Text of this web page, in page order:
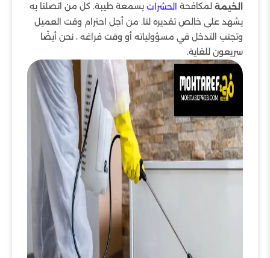
الخيمة لمكافحة الحشرات بسمعة طيبة. كل من اتصلنا به
يشهد على خالص تقديره لنا. من أجل احترام وقت العميل
وتجنب التدخل في مسؤولياته أو وقت فراغه ، نحن أيضًا
سريعون للغاية.